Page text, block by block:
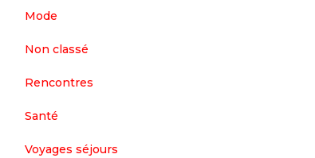
Mode
Non classé
Rencontres
Santé
Voyages séjours